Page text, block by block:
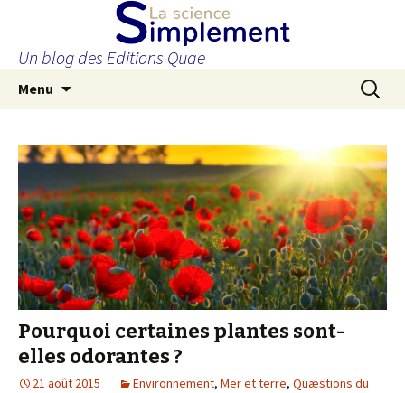
Un blog des Editions Quae
Menu
principal
Pourquoi certaines plantes sont-
elles odorantes ?
21 août 2015 Environnement, Mer et terre, Quæstions du